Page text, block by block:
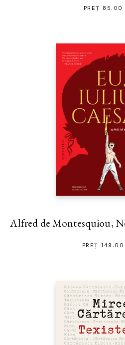
PREȚ 85.00
Alfred de Montesquiou,
PREȚ 149.00